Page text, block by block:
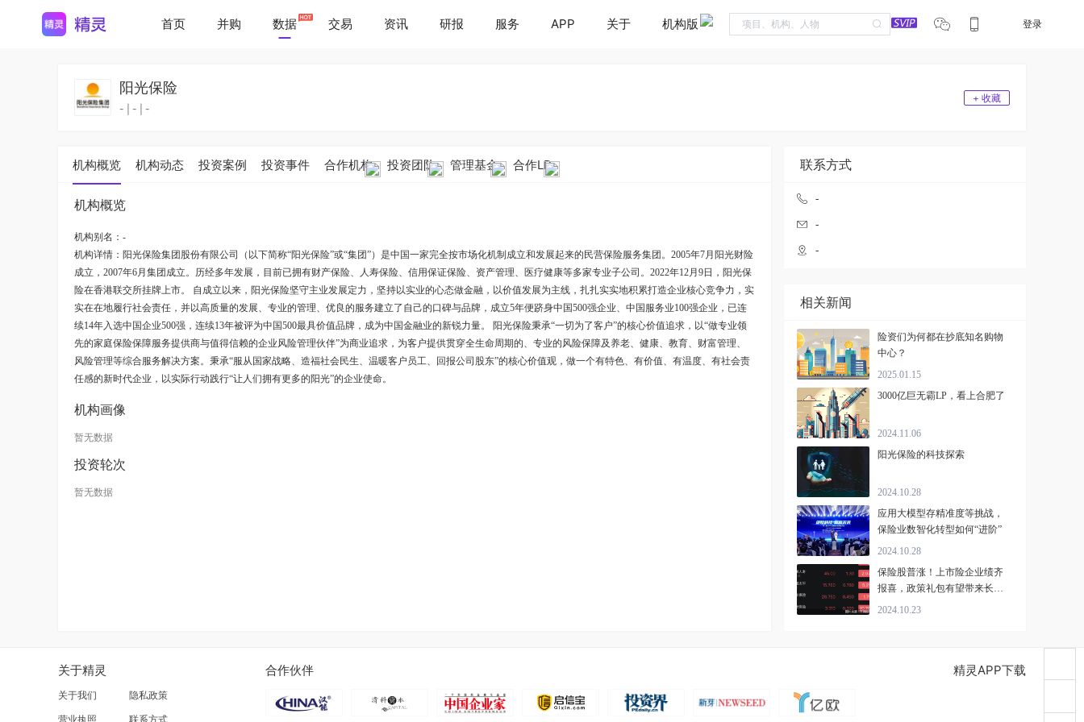
首页 并购 数据 交易 资讯 研报 服务 APP 关于 机构版 登录
阳光保险
- - -
+ 收藏
机构概览 机构动态 投资案例 投资事件 合作机构 投资团队 管理基金 合作LP
机构概览
机构别名：-
机构详情： 阳光保险集团股份有限公司（以下简称“阳光保险”或“集团”）是中国一家完全按市场化机制成立和发展起来的民营保险服务集团。2005年7月阳光财险
成立，2007年6月集团成立。历经多年发展，目前已拥有财产保险、人寿保险、信用保证保险、资产管理、医疗健康等多家专业子公司。2022年12月9日，阳光保
险在香港联交所挂牌上市。 自成立以来，阳光保险坚守主业发展定力，坚持以实业的心态做金融，以价值发展为主线，扎扎实实地积累打造企业核心竞争力，实
实在在地履行社会责任，并以高质量的发展、专业的管理、优良的服务建立了自己的口碑与品牌，成立5年便跻身中国500强企业、中国服务业100强企业，已连
续14年入选中国企业500强，连续13年被评为中国500最具价值品牌，成为中国金融业的新锐力量。 阳光保险秉承“一切为了客户”的核心价值追求，以“做专业领
先的家庭保险保障服务提供商与值得信赖的企业风险管理伙伴”为商业追求，为客户提供贯穿全生命周期的、专业的风险保障及养老、健康、教育、财富管理、
风险管理等综合服务解决方案。秉承“服从国家战略、造福社会民生、温暖客户员工、回报公司股东”的核心价值观，做一个有特色、有价值、有温度、有社会责
任感的新时代企业，以实际行动践行“让人们拥有更多的阳光”的企业使命。
机构画像
暂无数据
投资轮次
暂无数据
联系方式
-
-
-
相关新闻
险资们为何都在抄底知名购物
中心？
2025.01.15
3000亿巨无霸LP，看上合肥了
2024.11.06
阳光保险的科技探索
2024.10.28
应用大模型存精准度等挑战，
保险业数智化转型如何“进阶”
2024.10.28
保险股普涨！上市险企业绩齐
报喜，政策礼包有望带来长期
利好
2024.10.23
关于精灵
关于我们
营业执照
隐私政策
联系方式
合作伙伴 精灵APP下载